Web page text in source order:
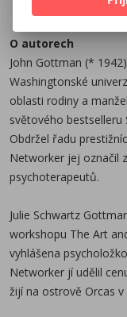
na plátna i stěny
příběhy. Za
získala ocenění
komiksu byla
Design. S
se často promítají
Gottmanových u
je přesvědčená, že
šťastného
O autorech
John Gottman (*
Washingtonské
oblasti rodiny a
světového bestselleru
Obdržel řadu
Networker jej označil
psychoterapeutů.
Julie Schwartz
workshopu The Art
vyhlášena
Networker jí udělil
žijí na ostrově Orcas